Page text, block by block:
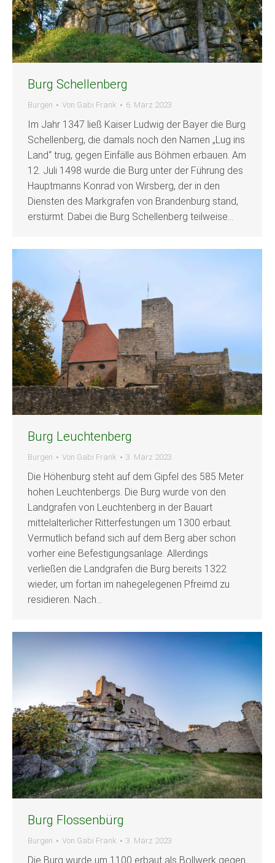
Burg Schellenberg
Burgen Von Gabi Frank 6. März 2023
Im Jahr 1347 ließ Kaiser Ludwig der Bayer die Burg
Schellenberg, die damals noch den Namen „Lug ins
Land“ trug, gegen Einfälle aus Böhmen erbauen. Am
12. Juli 1498 wurde die Burg unter der Führung des
Hauptmanns Konrad von Wirsberg, der in den
Diensten des Markgrafen von Brandenburg stand,
erstürmt. Dabei die Burg Schellenberg teilweise…
Burg Leuchtenberg
Burgen Von Gabi Frank 3. März 2023
Die Höhenburg steht auf dem Gipfel des 585 Meter
hohen Leuchtenbergs. Die Burg wurde von den
Landgrafen von Leuchtenberg in der Bauart
mittelalterlicher Ritterfestungen um 1300 erbaut.
Vermutlich befand sich auf dem Berg aber schon
vorher eine Befestigungsanlage. Allerdings
verließen die Landgrafen die Burg bereits 1322
wieder, um fortan im nahegelegenen Pfreimd zu
residieren. Nach…
Burg Flossenbürg
Burgen Von Gabi Frank 3. März 2023
Die Burg wurde um 1100 erbaut als Bollwerk gegen